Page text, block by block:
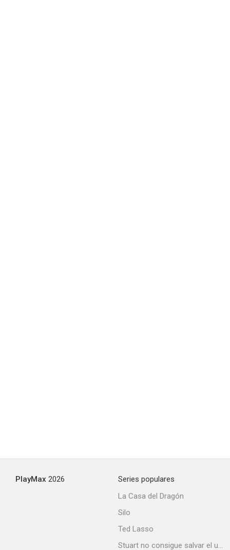
PlayMax 2026
Series populares
La Casa del Dragón
Silo
Ted Lasso
Stuart no consigue salvar el universo